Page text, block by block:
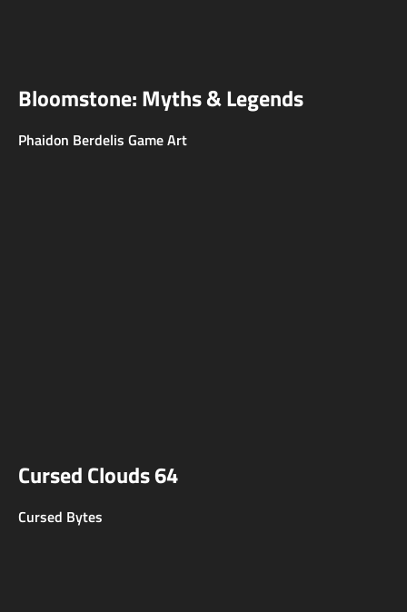
Bloomstone: Myths & Legends
Phaidon Berdelis Game Art
Cursed Clouds 64
Cursed Bytes